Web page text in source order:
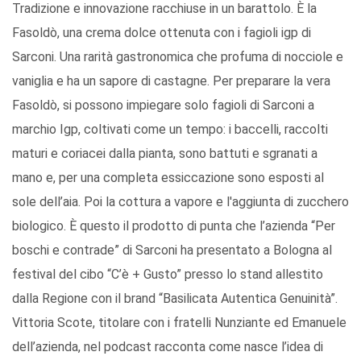
Tradizione e innovazione racchiuse in un barattolo. È la
Fasoldò, una crema dolce ottenuta con i fagioli igp di
Sarconi. Una rarità gastronomica che profuma di nocciole e
vaniglia e ha un sapore di castagne. Per preparare la vera
Fasoldò, si possono impiegare solo fagioli di Sarconi a
marchio Igp, coltivati come un tempo: i baccelli, raccolti
maturi e coriacei dalla pianta, sono battuti e sgranati a
mano e, per una completa essiccazione sono esposti al
sole dell’aia. Poi la cottura a vapore e l'aggiunta di zucchero
biologico. È questo il prodotto di punta che l’azienda “Per
boschi e contrade” di Sarconi ha presentato a Bologna al
festival del cibo “C’è + Gusto” presso lo stand allestito
dalla Regione con il brand “Basilicata Autentica Genuinità”.
Vittoria Scote, titolare con i fratelli Nunziante ed Emanuele
dell’azienda, nel podcast racconta come nasce l’idea di